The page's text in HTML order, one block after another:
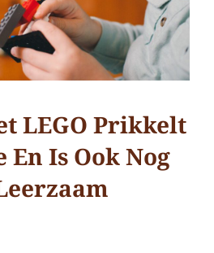
LEGO Prikkelt
En Is Ook Nog